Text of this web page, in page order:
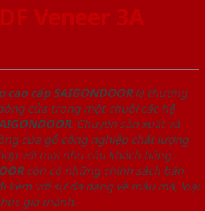
Veneer 3A
cao cấp SAIGONDOORlà thương
cửa trong một chuỗi các hệ
. Chuyên sản xuất và
cửa gỗ công nghiệp chất lượng
với mọi nhu cầu khách hàng.
còn có những chính sách bán
kèm với sự đa dạng về mẫu mã, loại
giá thành.